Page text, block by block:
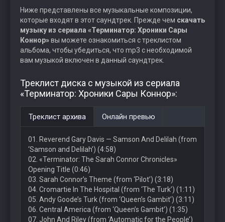
Ниже представлены все музыкальные композиции,
которые входят в этот саундтрек. Прежде чем скачать
музыку из сериала «Терминатор: Хроники Сары
Коннор»вы можете ознакомиться с треклистом
альбома, чтобы убедиться, что mp3 с необходимой
вам музыкой включен в данный саундтрек.
Треклист диска с музыкой из сериала
«Терминатор: Хроники Сары Коннор»:
Треклист архива Онлайн превью
01. Reverend Gary Davis — Samson And Delilah (from
‘Samson and Delilah’) (4:58)
02. «Terminator: The Sarah Connor Chronicles»
Opening Title (0:46)
03. Sarah Connor’s Theme (from ‘Pilot’) (3:18)
04. Cromartie In The Hospital (from ‘The Turk’) (1:11)
05. Andy Goode’s Turk (from ‘Queen’s Gambit’) (3:11)
06. Central America (from ‘Queen’s Gambit’) (1:35)
07. John And Riley (from ‘Automatic for the People’)